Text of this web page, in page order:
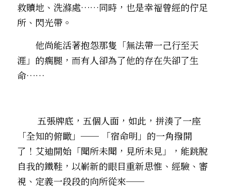
救贖地、洗滌處……同時，也是幸福曾經的佇足
所、閃光帶。
他尚能活著抱怨那隻「無法帶一己行至天
涯」的瘸腿，而有人卻為了他的存在失卻了生
命……
「全知的俯瞰」── 「宿命明」的一角撥開
了！艾迪開始「聞所未聞，見所未見」，能跳脫
自我的鐵鞋，以嶄新的眼目重新思惟、經驗、審
視、定義一段段的向所從來──